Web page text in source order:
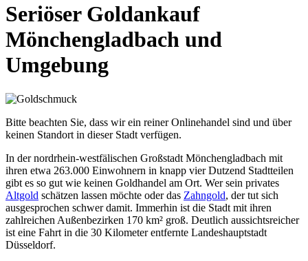
Seriöser Goldankauf
Mönchengladbach und
Umgebung
Bitte beachten Sie, dass wir ein reiner Onlinehandel sind und über
keinen Standort in dieser Stadt verfügen.
In der nordrhein-westfälischen Großstadt Mönchengladbach mit
ihren etwa 263.000 Einwohnern in knapp vier Dutzend Stadtteilen
gibt es so gut wie keinen Goldhandel am Ort. Wer sein privates
Altgold schätzen lassen möchte oder das Zahngold, der tut sich
ausgesprochen schwer damit. Immerhin ist die Stadt mit ihren
zahlreichen Außenbezirken 170 km² groß. Deutlich aussichtsreicher
ist eine Fahrt in die 30 Kilometer entfernte Landeshauptstadt
Düsseldorf.